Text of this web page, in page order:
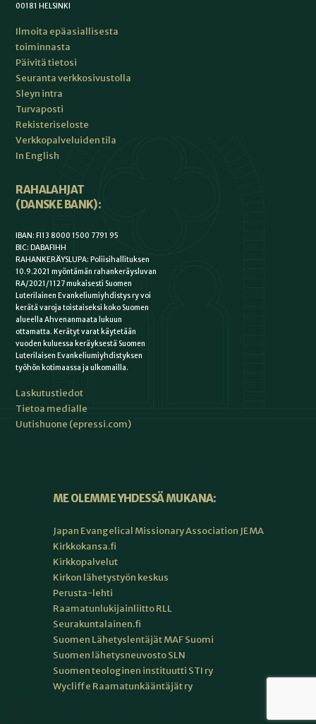
00181 HELSINKI
Ilmoita epäasiallisesta
toiminnasta
Päivitä tietosi
Seuranta verkkosivustolla
Sleyn intra
Turvaposti
Rekisteriseloste
Verkkopalveluiden tila
In English
RAHALAHJAT
(DANSKE BANK):
IBAN: FI13 8000 1500 7791 95
BIC: DABAFIHH
RAHANKERÄYSLUPA: Poliisihallituksen
10.9.2021 myöntämän rahankeräysluvan
RA/2021/1127 mukaisesti Suomen
Luterilainen Evankeliumiyhdistys ry voi
kerätä varoja toistaiseksi koko Suomen
alueella Ahvenanmaata lukuun
ottamatta. Kerätyt varat käytetään
vuoden kuluessa keräyksestä Suomen
Luterilaisen Evankeliumiyhdistyksen
työhön kotimaassa ja ulkomailla.
Laskutustiedot
Tietoa medialle
Uutishuone (epressi.com)
ME OLEMME YHDESSÄ MUKANA:
Japan Evangelical Missionary Association JEMA
Kirkkokansa.fi
Kirkkopalvelut
Kirkon lähetystyön keskus
Perusta-lehti
Raamatunlukijainliitto RLL
Seurakuntalainen.fi
Suomen Lähetyslentäjät MAF Suomi
Suomen lähetysneuvosto SLN
Suomen teologinen instituutti STI ry
Wycliffe Raamatunkääntäjät ry